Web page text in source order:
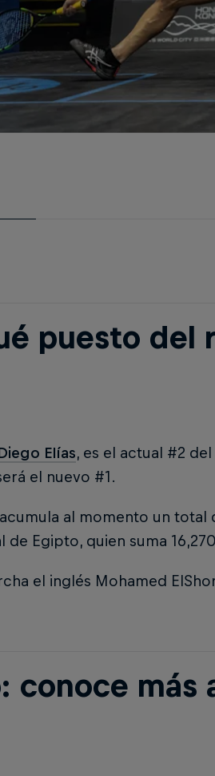
puesto del
Elías, es el actual #2
el nuevo #1.
acumula al momento un total
de Egipto, quien suma
el inglés Mohamed
conoce más